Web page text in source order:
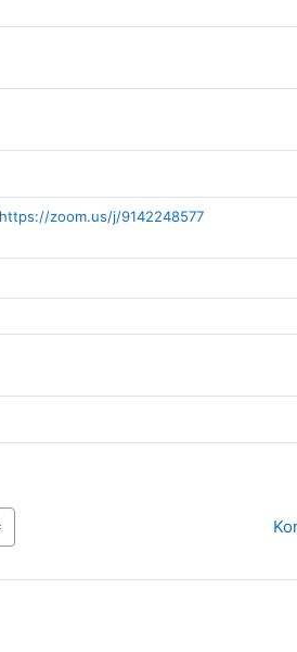
https://zoom.us/j/9142248577